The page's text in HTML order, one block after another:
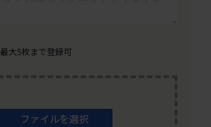
最大5枚まで登録可
ファイルを選択